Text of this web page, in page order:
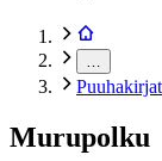
Murupolku